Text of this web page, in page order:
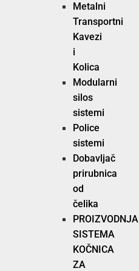
Metalni
Transportni
Kavezi
i
Kolica
Modularni
silos
sistemi
Police
sistemi
Dobavljač
prirubnica
od
čelika
PROIZVODNJA
SISTEMA
KOČNICA
ZA